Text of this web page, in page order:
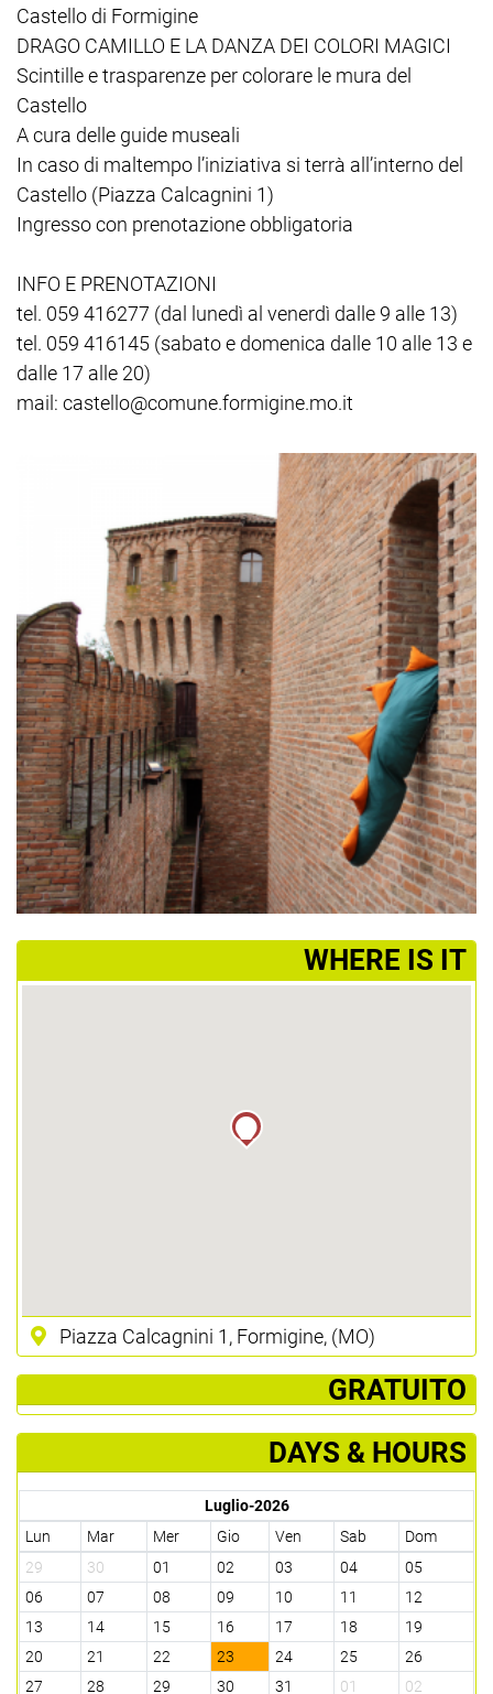
Castello di Formigine
DRAGO CAMILLO E LA DANZA DEI COLORI MAGICI
Scintille e trasparenze per colorare le mura del
Castello
A cura delle guide museali
In caso di maltempo l’iniziativa si terrà all’interno del
Castello (Piazza Calcagnini 1)
Ingresso con prenotazione obbligatoria
INFO E PRENOTAZIONI
tel. 059 416277 (dal lunedì al venerdì dalle 9 alle 13)
tel. 059 416145 (sabato e domenica dalle 10 alle 13 e
dalle 17 alle 20)
mail: castello@comune.formigine.mo.it
­WHERE IS IT
Piazza Calcagnini 1, Formigine, (MO)
­ GRATUITO
DAYS & HOURS
Luglio-2026
Lun
Mar Mer Gio Ven Sab
Dom
29
30 01 02 03 04
05
06
07 08 09 10 11
12
13
14 15 16 17 18
19
20
21 22 23 24 25
26
27
28 29 30 31 01 02